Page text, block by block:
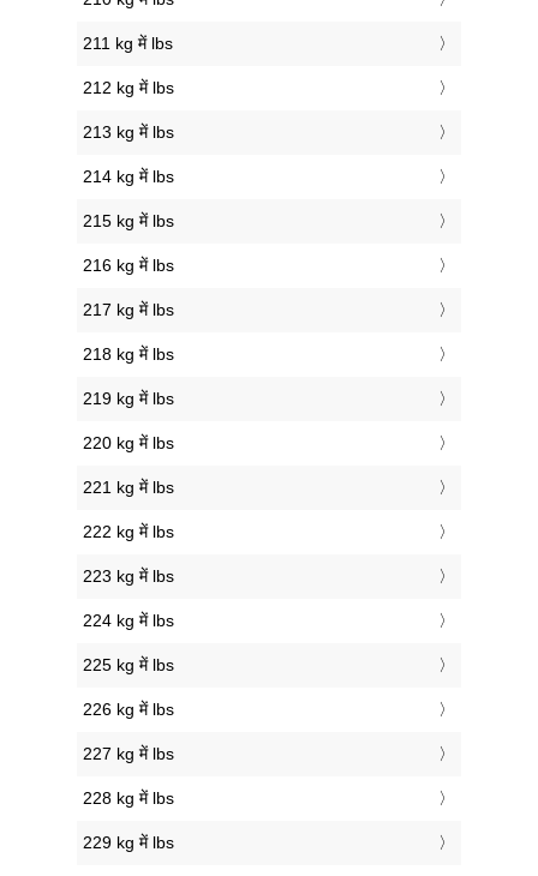
211 kg में lbs
212 kg में lbs
213 kg में lbs
214 kg में lbs
215 kg में lbs
216 kg में lbs
217 kg में lbs
218 kg में lbs
219 kg में lbs
220 kg में lbs
221 kg में lbs
222 kg में lbs
223 kg में lbs
224 kg में lbs
225 kg में lbs
226 kg में lbs
227 kg में lbs
228 kg में lbs
229 kg में lbs